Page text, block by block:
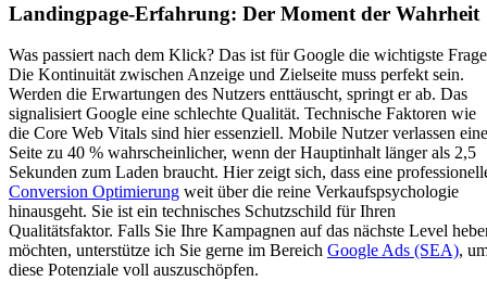
Landingpage-Erfahrung: Der Moment der Wahrheit
Was passiert nach dem Klick? Das ist für Google die wichtigste
Die Kontinuität zwischen Anzeige und Zielseite muss perfekt sein.
Werden die Erwartungen des Nutzers enttäuscht, springt er ab. Das
signalisiert Google eine schlechte Qualität. Technische Faktoren wie
die Core Web Vitals sind hier essenziell. Mobile Nutzer verlassen eine
Seite zu 40 % wahrscheinlicher, wenn der Hauptinhalt länger als 2,5
Sekunden zum Laden braucht. Hier zeigt sich, dass eine
Conversion Optimierung weit über die reine Verkaufspsychologie
hinausgeht. Sie ist ein technisches Schutzschild für Ihren
Qualitätsfaktor. Falls Sie Ihre Kampagnen auf das nächste Level
möchten, unterstütze ich Sie gerne im Bereich Google Ads (SEA),
diese Potenziale voll auszuschöpfen.